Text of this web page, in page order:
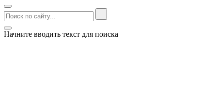
Начните вводить текст для поиска